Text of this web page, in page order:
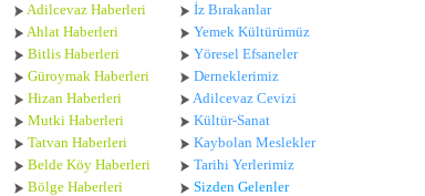
Adilcevaz Haberleri
Ahlat Haberleri
Bitlis Haberleri
Güroymak Haberleri
Hizan Haberleri
Mutki Haberleri
Tatvan Haberleri
Belde Köy Haberleri
Bölge Haberleri
İz Bırakanlar
Yemek Kültürümüz
Yöresel Efsaneler
Derneklerimiz
Adilcevaz Cevizi
Kültür-Sanat
Kaybolan Meslekler
Tarihi Yerlerimiz
Sizden Gelenler